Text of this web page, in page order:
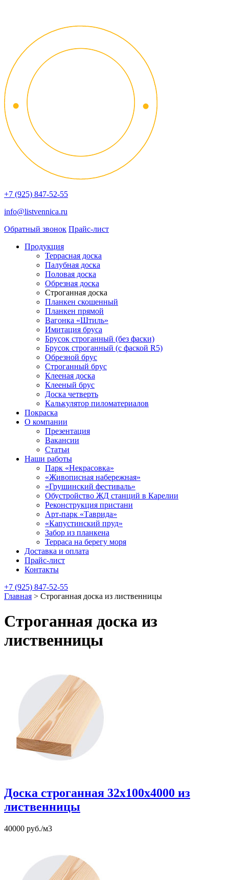
+7 (925) 847-52-55
info@listvennica.ru
Обратный звонок Прайс-лист
Продукция
Террасная доска
Палубная доска
Половая доска
Обрезная доска
Строганная доска
Планкен скошенный
Планкен прямой
Вагонка «Штиль»
Имитация бруса
Брусок строганный (без фаски)
Брусок строганный (с фаской R5)
Обрезной брус
Строганный брус
Клееная доска
Клееный брус
Доска четверть
Калькулятор пиломатериалов
Покраска
О компании
Презентация
Вакансии
Статьи
Наши работы
Парк «Некрасовка»
«Живописная набережная»
«Грушинский фестиваль»
Обустройство ЖД станций в Карелии
Реконструкция пристани
Арт-парк «Таврида»
«Капустинский пруд»
Забор из планкена
Терраса на берегу моря
Доставка и оплата
Прайс-лист
Контакты
+7 (925) 847-52-55
Главная > Строганная доска из лиственницы
Строганная доска из
лиственницы
Доска строганная 32х100х4000 из
лиственницы
40000 руб./м3